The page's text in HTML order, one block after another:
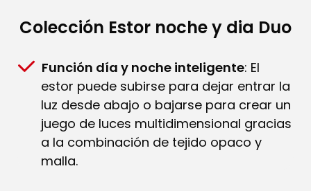
Colección Estor noche y dia Duo
Función día y noche inteligente: El
estor puede subirse para dejar entrar la
luz desde abajo o bajarse para crear un
juego de luces multidimensional gracias
a la combinación de tejido opaco y
malla.